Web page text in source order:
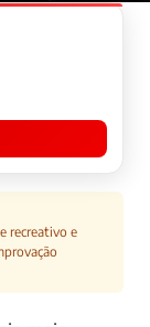
recreativo e